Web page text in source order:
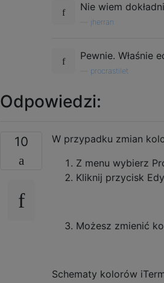
Nie wiem
jherran
Pewnie. Właśnie
procrastilet
Odpowiedzi:
10
W przypadku zmian
Z menu wybierz
Kliknij przycisk
Możesz zmienić
Schematy kolorów